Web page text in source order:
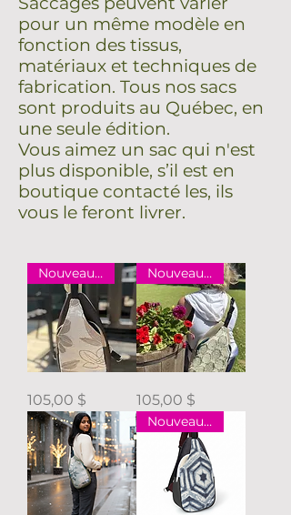
pour un même modèle en
fonction des tissus,
matériaux et techniques de
fabrication. Tous nos sacs
sont produits au Québec, en
une seule édition.
Vous aimez un sac qui n'est
plus disponible, s’il est en
boutique contacté les, ils
vous le feront livrer.
Nouveauté
Éden
Prix
105,00 $
Nouveauté
Feuillage
Sauge
Prix
105,00 $
Nouveauté